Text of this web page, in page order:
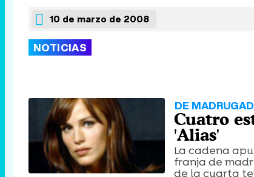
10 de marzo de 2008
NOTICIAS
DE
Cuatro
'Alias'
La cadena
franja de
de la cuarta